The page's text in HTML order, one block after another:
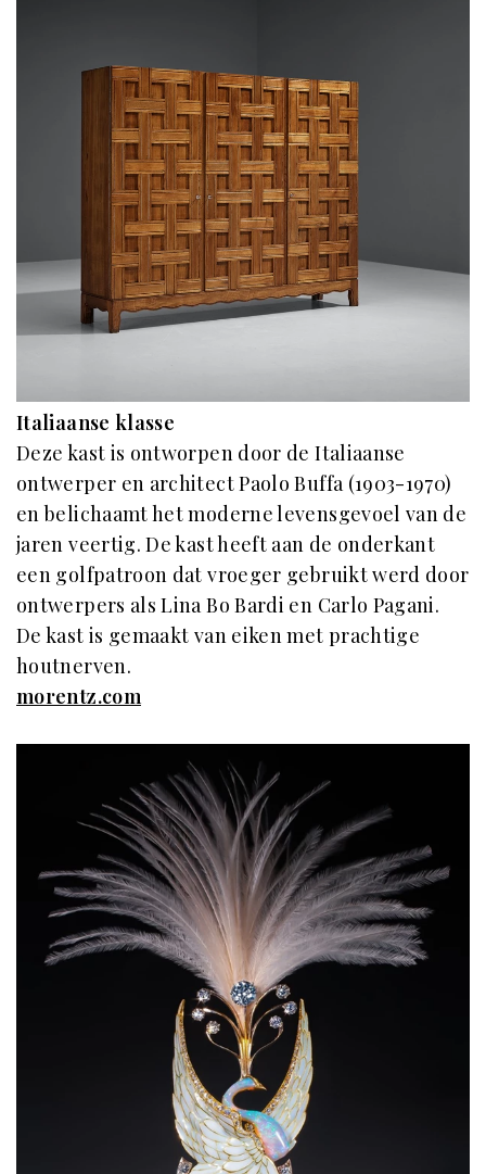
Italiaanse klasse
Deze kast is ontworpen door de Italiaanse
ontwerper en architect Paolo Buffa (1903-1970)
en belichaamt het moderne levensgevoel van de
jaren veertig. De kast heeft aan de onderkant
een golfpatroon dat vroeger gebruikt werd door
ontwerpers als Lina Bo Bardi en Carlo Pagani.
De kast is gemaakt van eiken met prachtige
houtnerven.
morentz.com